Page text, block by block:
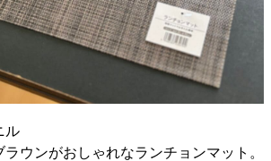
ル
ウンがおしゃれなランチョンマット。